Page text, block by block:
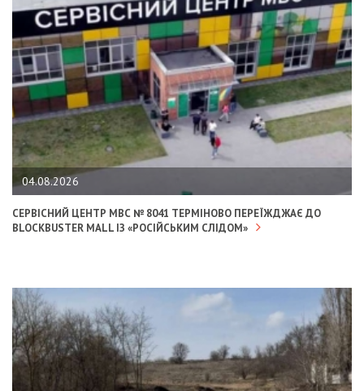
04.08.2026
СЕРВІСНИЙ ЦЕНТР МВС № 8041 ТЕРМІНОВО ПЕРЕЇЖДЖАЄ ДО
BLOCKBUSTER MALL ІЗ «РОСІЙСЬКИМ СЛІДОМ»